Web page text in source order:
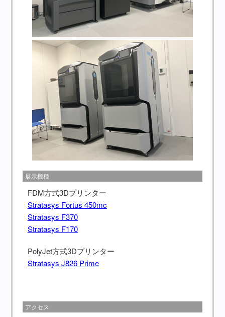
展示機種
FDM方式3Dプリンター
Stratasys Fortus 450mc
Stratasys F370
Stratasys F170
PolyJet方式3Dプリンター
Stratasys J826 Prime
アクセス